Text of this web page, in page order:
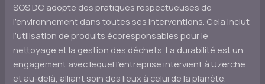
SOS DC adopte des pratiques respectueuses de
l’environnement dans toutes ses interventions. Cela inclut
l’utilisation de produits écoresponsables pour le
nettoyage et la gestion des déchets. La durabilité est un
engagement avec lequel l’entreprise intervient à Uzerche
et au-delà, alliant soin des lieux à celui de la planète.